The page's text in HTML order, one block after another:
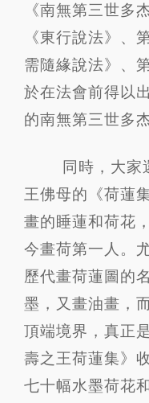
《南無第三世多
《東行說法》、
需隨緣說法》、
於在法會前得以
的南無第三世多
同時，大家還
王佛母的《荷蓮
畫的睡蓮和荷花
今畫荷第一人。
歷代畫荷蓮圖的
墨，又畫油畫，
頂端境界，真正
壽之王荷蓮集》
七十幅水墨荷花